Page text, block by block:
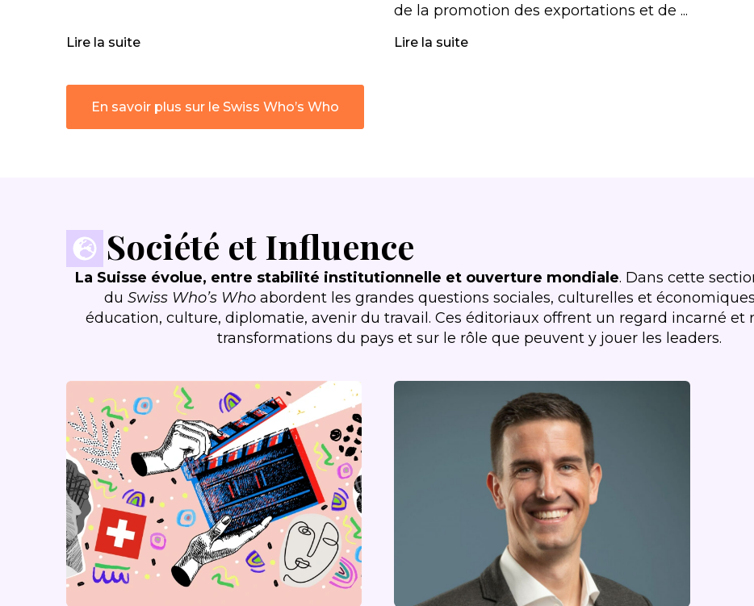
Lire la suite
de la promotion des exportations et de ...
Lire la suite
En savoir plus sur le Swiss Who’s Who
Société et Influence
La Suisse évolue, entre stabilité institutionnelle et ouverture mondiale. Dans cette
du Swiss Who’s Who abordent les grandes questions sociales, culturelles et
éducation, culture, diplomatie, avenir du travail. Ces éditoriaux offrent un regard incarné et
transformations du pays et sur le rôle que peuvent y jouer les leaders.